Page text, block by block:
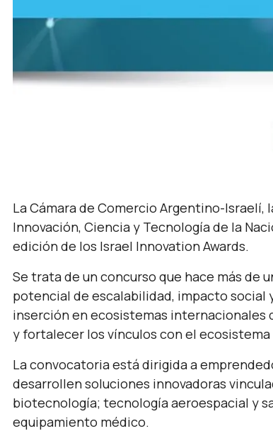
La Cámara de Comercio Argentino-Israelí,
Innovación, Ciencia y Tecnología de la
edición de los Israel Innovation Awards.
Se trata de un concurso que hace más de
potencial de escalabilidad, impacto
inserción en ecosistemas
y fortalecer los vínculos con el
La convocatoria está dirigida a
desarrollen soluciones innovadoras
biotecnología; tecnología aeroespacial y
equipamiento médico.